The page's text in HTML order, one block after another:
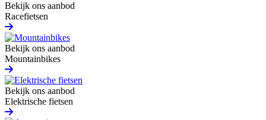
Bekijk ons aanbod
Racefietsen
Bekijk ons aanbod
Mountainbikes
Bekijk ons aanbod
Elektrische fietsen